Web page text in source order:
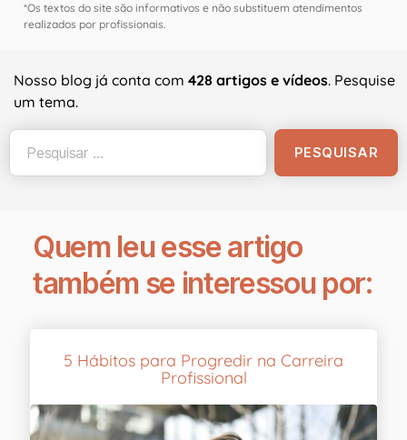
*Os textos do site são informativos e não substituem atendimentos
realizados por profissionais.
Nosso blog já conta com 428 artigos e vídeos. Pesquise
um tema.
Quem leu esse artigo
também se interessou por:
5 Hábitos para Progredir na Carreira
Profissional